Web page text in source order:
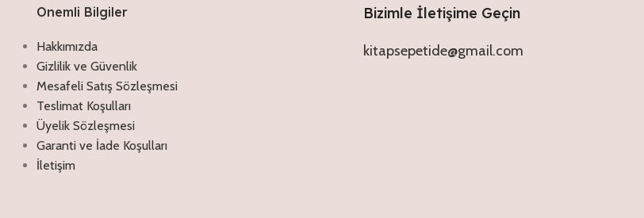
Discount off 20%
Çörekotu Yağı Kapsül
Antimikrobiyal ve antioksidan
özellikleriyle akne, egzama, sedef gibi
rahatsızlıklar için tercih edilebilir. Kıl veya
gözeneklerin tıkanmasıyla oluşan
komedonları oluşturma etkisi olmadığı
için rahatlıkla kullanılabilir. İçeriğindeki
vitamin ve mineraller sayesinde cilt
yenilenmesine yardımcı olur
Onemli Bilgiler
Hakkımızda
Gizlilik ve Güvenlik
Mesafeli Satış Sözleşmesi
Teslimat Koşulları
Üyelik Sözleşmesi
Garanti ve İade Koşulları
İletişim
Bizimle İletişime Geçin
kitapsepetide@gmail.com